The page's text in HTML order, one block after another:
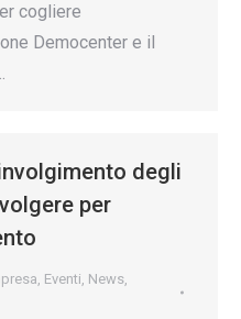
cogliere
Democenter e il
degli
per
, Eventi, News,